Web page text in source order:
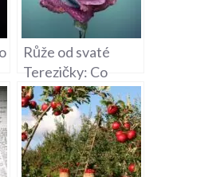
Růže od svaté
Terezičky: Co
znamenají?